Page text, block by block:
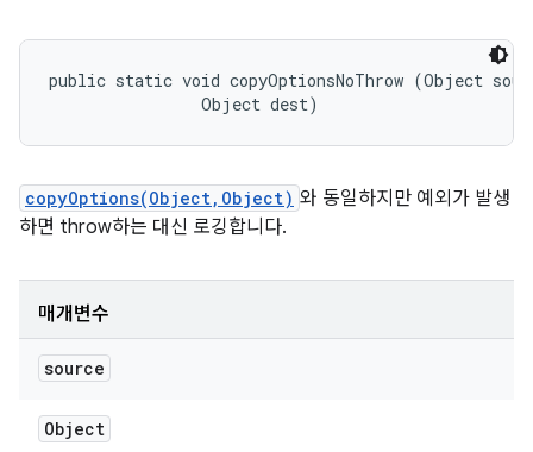
public static void copyOptionsNoThrow (Object
                Object dest)
copyOptions(Object,Object) 와 동일하지만 예외가 발생
하면 throw하는 대신 로깅합니다.
매개변수
source
Object